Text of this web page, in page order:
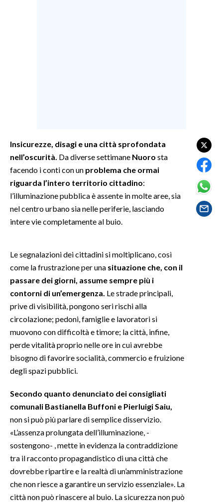
SPETTACOLI
SALUTE
SARDEGNA TURISMO
NOTIZIE
EVENTI
#CARAUNIONE
3 MINUTI CON
INFO AZIENDE
ANNUNCI
NECROLOGI
PUBBLICITÀ
STORE
Insicurezze, disagi e una città sprofondata
nell’oscurità. Da diverse settimane Nuoro sta
facendo i conti con un problema che ormai
riguarda l’intero territorio cittadino:
l’illuminazione pubblica è assente in molte aree, sia
nel centro urbano sia nelle periferie, lasciando
intere vie completamente al buio.
Le segnalazioni dei cittadini si moltiplicano, così
come la frustrazione per una situazione che, con il
passare dei giorni, assume sempre più i
contorni di un’emergenza. Le strade principali,
prive di visibilità, pongono seri rischi alla
circolazione; pedoni, famiglie e lavoratori si
muovono con difficoltà e timore; la città, infine,
perde vitalità proprio nelle ore in cui avrebbe
bisogno di favorire socialità, commercio e fruizione
degli spazi pubblici.
Secondo quanto denunciato dei consigliati
comunali Bastianella Buffoni e Pierluigi Saiu,
non si può più parlare di semplice disservizio.
«L’assenza prolungata dell’illuminazione, -
sostengono- , mette in evidenza la contraddizione
tra il racconto propagandistico di una città che
dovrebbe ripartire e la realtà di un’amministrazione
che non riesce a garantire un servizio essenziale». La
città non può rinascere al buio. La sicurezza non può